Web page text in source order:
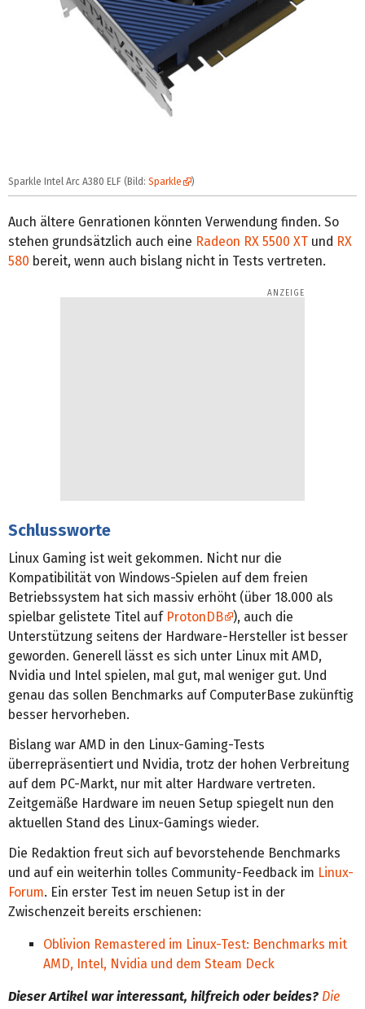
Sparkle Intel Arc A380 ELF (Bild: Sparkle )
Auch ältere Genrationen könnten Verwendung finden. So
stehen grundsätzlich auch eine Radeon RX 5500 XT und RX
580 bereit, wenn auch bislang nicht in Tests vertreten.
Schlussworte
Linux Gaming ist weit gekommen. Nicht nur die
Kompatibilität von Windows-Spielen auf dem freien
Betriebssystem hat sich massiv erhöht (über 18.000 als
spielbar gelistete Titel auf ProtonDB
), auch die
Unterstützung seitens der Hardware-Hersteller ist besser
geworden. Generell lässt es sich unter Linux mit AMD,
Nvidia und Intel spielen, mal gut, mal weniger gut. Und
genau das sollen Benchmarks auf ComputerBase zukünftig
besser hervorheben.
Bislang war AMD in den Linux-Gaming-Tests
überrepräsentiert und Nvidia, trotz der hohen Verbreitung
auf dem PC-Markt, nur mit alter Hardware vertreten.
Zeitgemäße Hardware im neuen Setup spiegelt nun den
aktuellen Stand des Linux-Gamings wieder.
Die Redaktion freut sich auf bevorstehende Benchmarks
und auf ein weiterhin tolles Community-Feedback im Linux-
Forum. Ein erster Test im neuen Setup ist in der
Zwischenzeit bereits erschienen:
Oblivion Remastered im Linux-Test: Benchmarks mit
AMD, Intel, Nvidia und dem Steam Deck
Dieser Artikel war interessant, hilfreich oder beides? Die